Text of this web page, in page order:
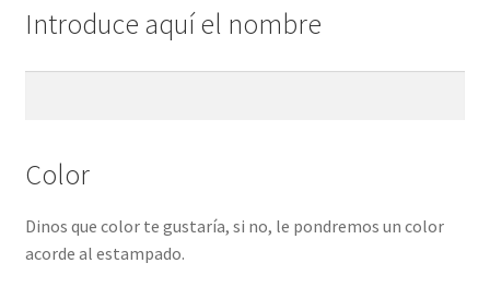
Introduce aquí el nombre
Color
Dinos que color te gustaría, si no, le pondremos un color
acorde al estampado.